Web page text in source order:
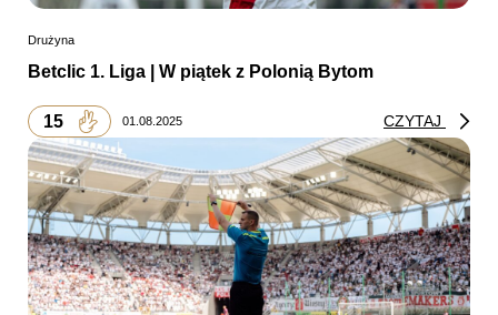
Drużyna
Betclic 1. Liga | W piątek z Polonią Bytom
15 01.08.2025 CZYTAJ